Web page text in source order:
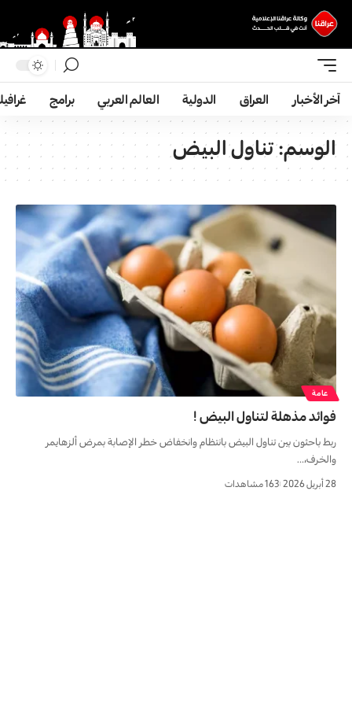
آخر الأخبار العراق الدولية العالم العربي برامج
الوسم:تناول البیض
عامة
فوائد مذهلة لتناول البیض !
ربط باحثون بين تناول البيض بانتظام وانخفاض خطر الإصابة بمرض ألزهايمر
والخرف،…
28 أبريل 2026 163 مشاهدات